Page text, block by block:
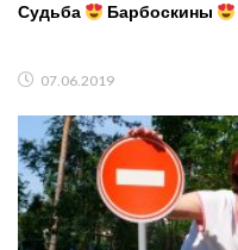
Судьба Барбоскины
07.06.2019